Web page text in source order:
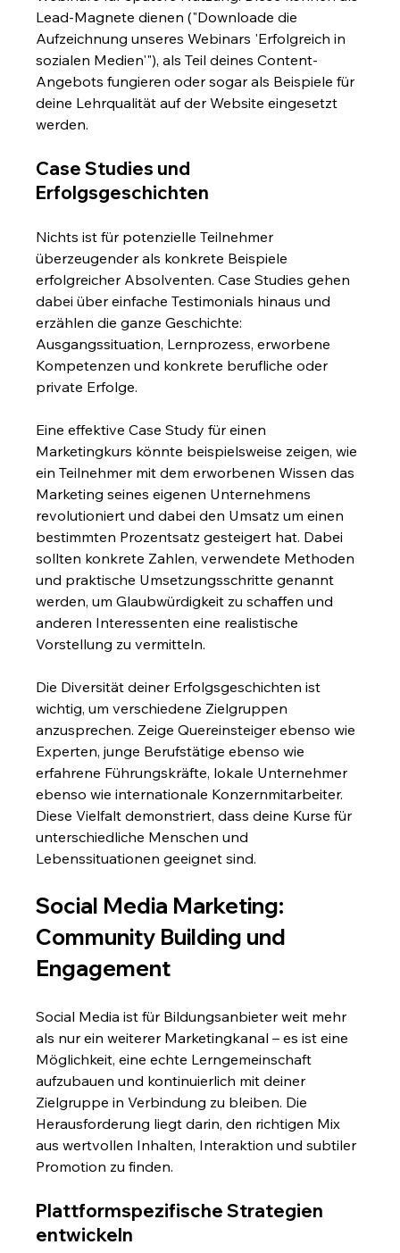
Lead-Magnete dienen ("Downloade die
Aufzeichnung unseres Webinars 'Erfolgreich in
sozialen Medien'"), als Teil deines Content-
Angebots fungieren oder sogar als Beispiele für
deine Lehrqualität auf der Website eingesetzt
werden.
Case Studies und
Erfolgsgeschichten
Nichts ist für potenzielle Teilnehmer
überzeugender als konkrete Beispiele
erfolgreicher Absolventen. Case Studies gehen
dabei über einfache Testimonials hinaus und
erzählen die ganze Geschichte:
Ausgangssituation, Lernprozess, erworbene
Kompetenzen und konkrete berufliche oder
private Erfolge.
Eine effektive Case Study für einen
Marketingkurs könnte beispielsweise zeigen, wie
ein Teilnehmer mit dem erworbenen Wissen das
Marketing seines eigenen Unternehmens
revolutioniert und dabei den Umsatz um einen
bestimmten Prozentsatz gesteigert hat. Dabei
sollten konkrete Zahlen, verwendete Methoden
und praktische Umsetzungsschritte genannt
werden, um Glaubwürdigkeit zu schaffen und
anderen Interessenten eine realistische
Vorstellung zu vermitteln.
Die Diversität deiner Erfolgsgeschichten ist
wichtig, um verschiedene Zielgruppen
anzusprechen. Zeige Quereinsteiger ebenso wie
Experten, junge Berufstätige ebenso wie
erfahrene Führungskräfte, lokale Unternehmer
ebenso wie internationale Konzernmitarbeiter.
Diese Vielfalt demonstriert, dass deine Kurse für
unterschiedliche Menschen und
Lebenssituationen geeignet sind.
Social Media Marketing:
Community Building und
Engagement
Social Media ist für Bildungsanbieter weit mehr
als nur ein weiterer Marketingkanal – es ist eine
Möglichkeit, eine echte Lerngemeinschaft
aufzubauen und kontinuierlich mit deiner
Zielgruppe in Verbindung zu bleiben. Die
Herausforderung liegt darin, den richtigen Mix
aus wertvollen Inhalten, Interaktion und subtiler
Promotion zu finden.
Plattformspezifische Strategien
entwickeln